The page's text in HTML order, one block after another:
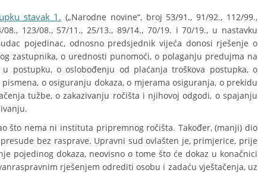
stavak 1. („Narodne novine“, broj 53/91., 91/92., 112/99.,
123/08., 57/11., 25/13., 89/14., 70/19. i 70/19., u nastavku
pojedinac, odnosno predsjednik vijeća donosi rješenje o
zastupnika, o urednosti punomoći, o polaganju predujma na
postupku, o oslobođenju od plaćanja troškova postupka, o
o osiguranju dokaza, o mjerama osiguranja, o prekidu
tužbe, o zakazivanju ročišta i njihovoj odgodi, o spajanju
što nema ni instituta pripremnog ročišta. Također, (manji) dio
bez rasprave. Upravni sud ovlašten je, primjerice, prije
pojedinog dokaza, neovisno o tome što će dokaz u konačnici
rješenjem odrediti osobu i zadaću vještačenja, uz